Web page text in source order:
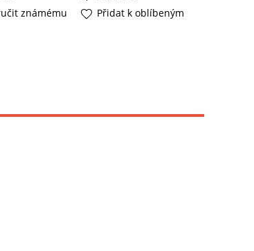
známému
Přidat k oblíbeným